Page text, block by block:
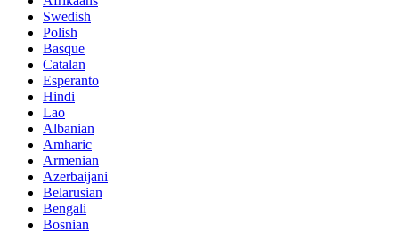
Swedish
Polish
Basque
Catalan
Esperanto
Hindi
Lao
Albanian
Amharic
Armenian
Azerbaijani
Belarusian
Bengali
Bosnian